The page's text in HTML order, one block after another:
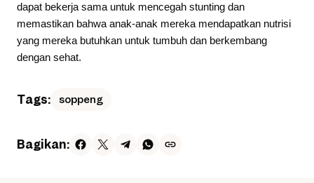
dapat bekerja sama untuk mencegah stunting dan
memastikan bahwa anak-anak mereka mendapatkan nutrisi
yang mereka butuhkan untuk tumbuh dan berkembang
dengan sehat.
Tags: soppeng
Bagikan: